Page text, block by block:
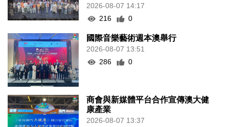
2026-08-07 14:17
216
0
國際音樂藝術週本澳舉行
2026-08-07 13:51
286
0
商會與新媒體平台合作宣傳澳大健
康產業
2026-08-07 13:37